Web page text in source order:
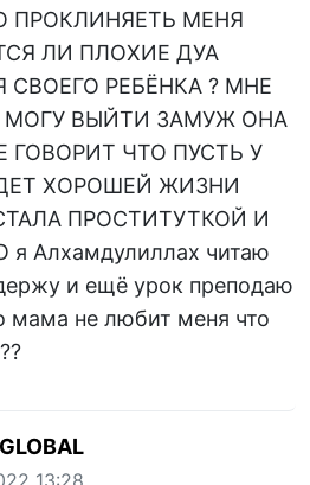
ПРОКЛИНЯЕТЬ МЕНЯ
ЛИ ПЛОХИЕ ДУА
СВОЕГО РЕБЁНКА ? МНЕ
МОГУ ВЫЙТИ ЗАМУЖ ОНА
ГОВОРИТ ЧТО ПУСТЬ У
ХОРОШЕЙ ЖИЗНИ
ПРОСТИТУТКОЙ И
Алхамдулиллах читаю
и ещё урок преподаю
мама не любит меня что